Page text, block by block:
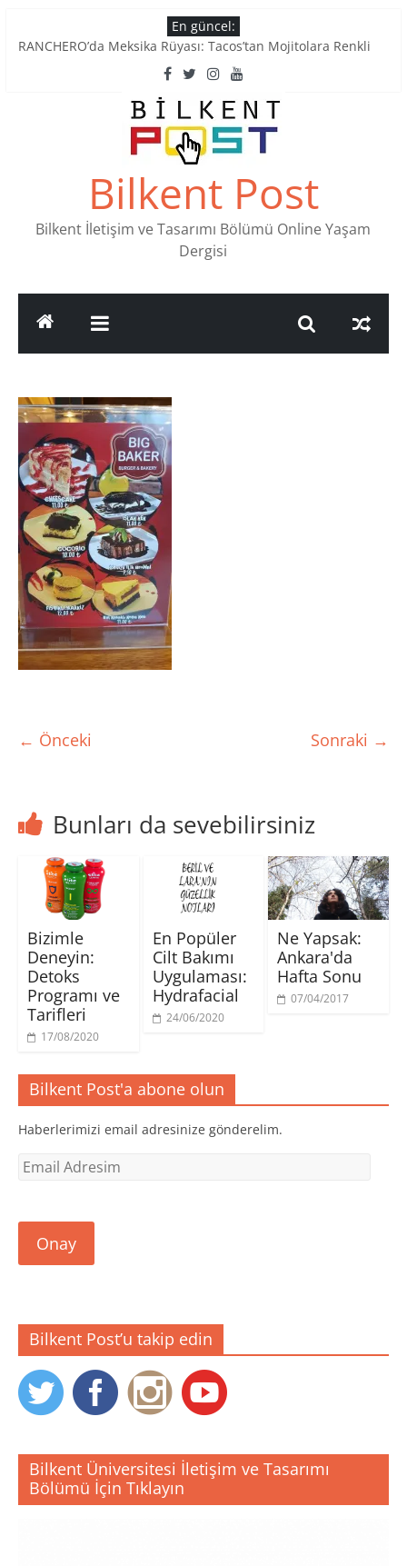
to
En güncel:
RANCHERO’da Meksika Rüyası: Tacos’tan Mojitolara Renkli
Ankara’nın Ruhunu Notalarda Yaşatan 4 Müzik Durağı
Pullardaki tarih: PTT Pul Müzesi
Stamp Collectors Unite: Places to Find Stamps in Ankara
Tatlı Konuşalım: Ankara’nın 4 Köklü Pastanesi
Bilkent Post
Bilkent İletişim ve Tasarımı Bölümü Online Yaşam
Dergisi
← Önceki Sonraki →
Bunları da sevebilirsiniz
Bizimle
Deneyin:
Detoks
Programı ve
Tarifleri
17/08/2020
En Popüler
Cilt Bakımı
Uygulaması:
Hydrafacial
24/06/2020
Ne Yapsak:
Ankara'da
Hafta Sonu
07/04/2017
Bilkent Post'a abone olun
Haberlerimizi email adresinize gönderelim.
Email
Onay
Bilkent Post’u takip edin
Bilkent Üniversitesi İletişim ve Tasarımı
Bölümü İçin Tıklayın